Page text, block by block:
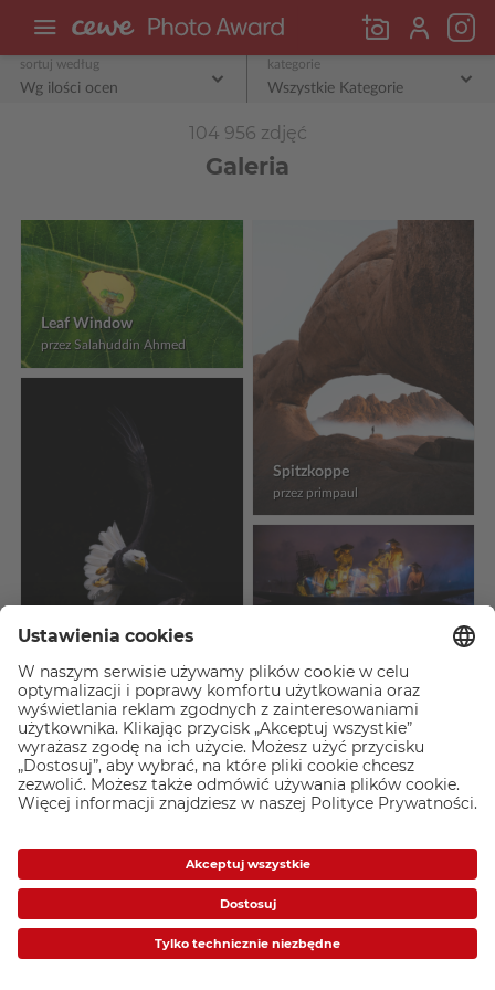
sortuj według
Wg ilości ocen
kategorie
Wszystkie Kategorie
104 956 zdjęć
Galeria
Leaf Window
przez Salahuddin Ahmed
le pygargue
przez lg78787878
Spitzkoppe
przez primpaul
Snowdrops forecasting
the brighter days ahead
przez L3V3C